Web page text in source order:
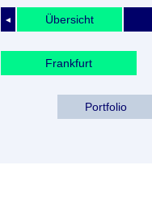
◄ Übersicht
Frankfurt
Portfolio